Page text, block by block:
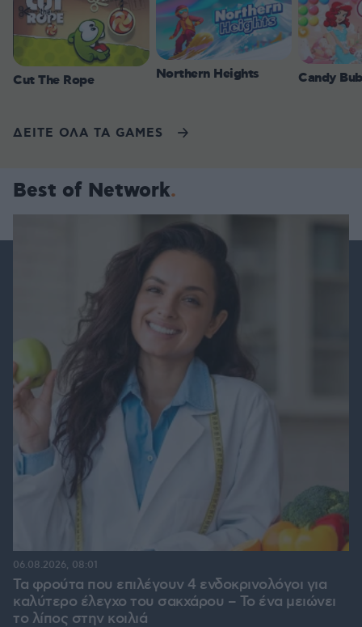
Cut The Rope Northern Heights Candy
ΔΕΙΤΕ ΟΛΑ ΤΑ GAMES
Best of Network
Τα φρούτα που επιλέγουν 4 ενδοκρινολόγοι για
καλύτερο έλεγχο του σακχάρου – Το ένα μειώνει
το λίπος στην κοιλιά
06.08.2026, 08:01